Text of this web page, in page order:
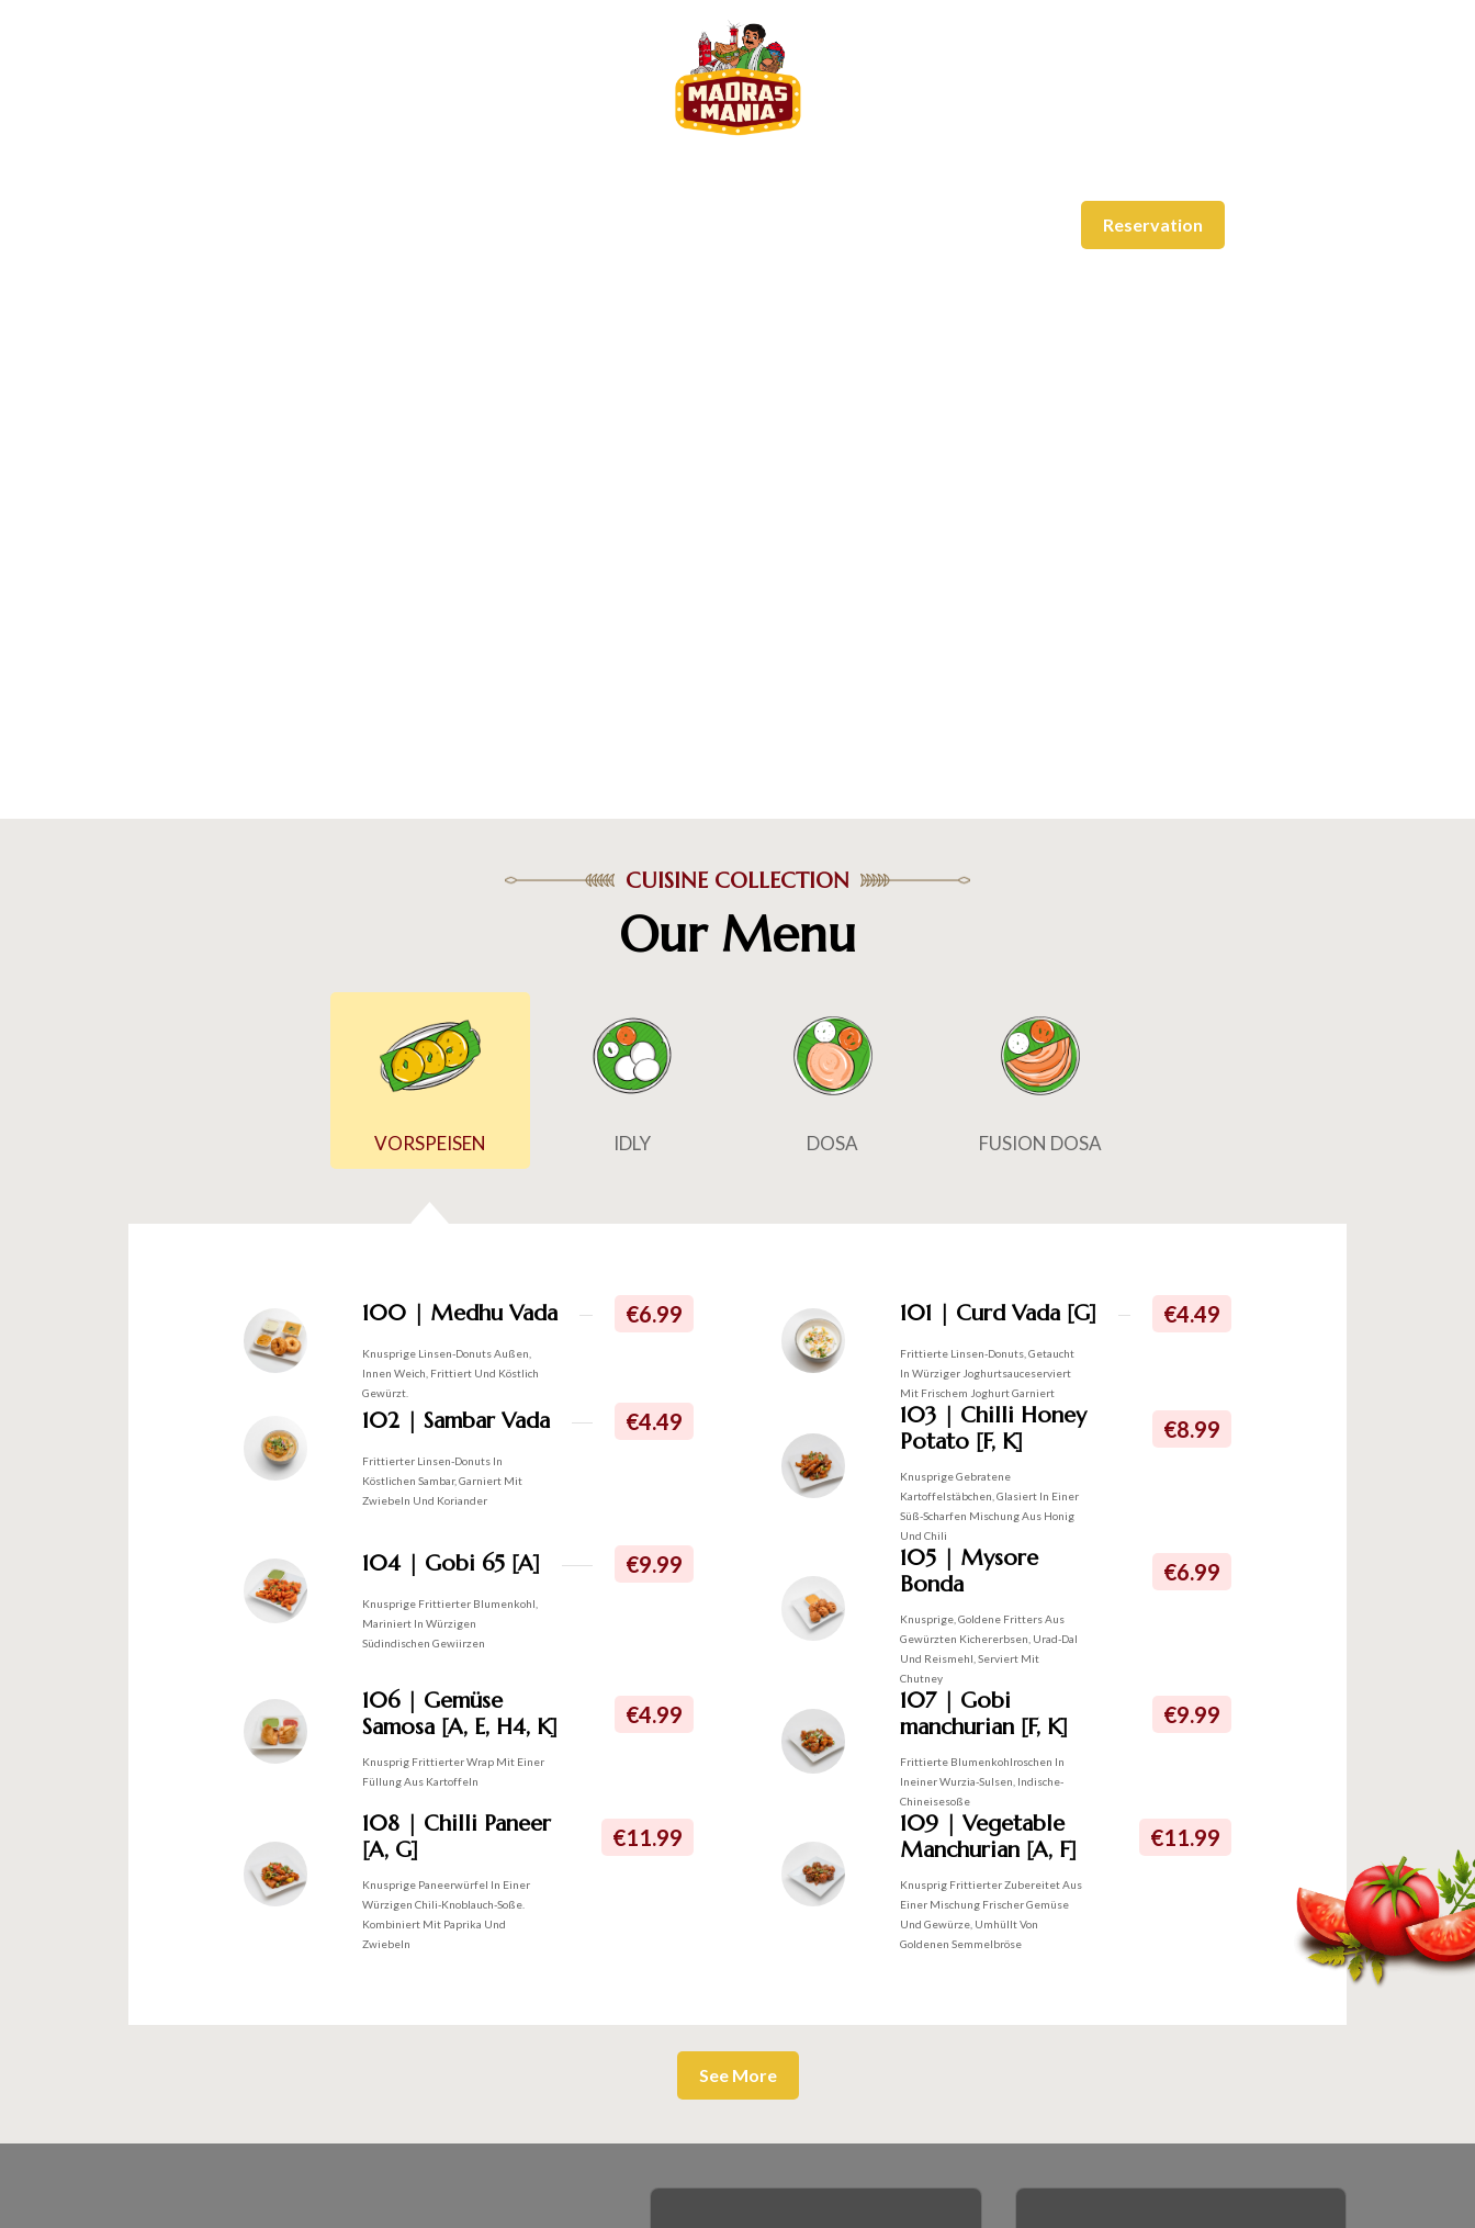
Reservation
CUISINE COLLECTION
Our Menu
VORSPEISEN IDLY DOSA FUSION DOSA
100 | Medhu Vada €6.99
Knusprige Linsen-Donuts Außen,
Innen Weich, Frittiert Und Köstlich
Gewürzt.
101 | Curd Vada [G] €4.49
Frittierte Linsen-Donuts, Getaucht
In Würziger Joghurtsauceserviert
Mit Frischem Joghurt Garniert
102 | Sambar Vada €4.49
Frittierter Linsen-Donuts In
Köstlichen Sambar, Garniert Mit
Zwiebeln Und Koriander
103 | Chilli Honey
Potato [F, K]
€8.99
Knusprige Gebratene
Kartoffelstäbchen, Glasiert In Einer
Süß-Scharfen Mischung Aus Honig
Und Chili
104 | Gobi 65 [A] €9.99
Knusprige Frittierter Blumenkohl,
Mariniert In Würzigen
Südindischen Gewiirzen
105 | Mysore
Bonda
€6.99
Knusprige, Goldene Fritters Aus
Gewürzten Kichererbsen, Urad-Dal
Und Reismehl, Serviert Mit
Chutney
106 | Gemüse
Samosa [A, E, H4, K]
€4.99
Knusprig Frittierter Wrap Mit Einer
Füllung Aus Kartoffeln
107 | Gobi
manchurian [F, K]
€9.99
Frittierte Blumenkohlroschen In
Ineiner Wurzia-Sulsen, Indische-
Chineisesoße
108 | Chilli Paneer
[A, G]
€11.99
Knusprige Paneerwürfel In Einer
Würzigen Chili-Knoblauch-Soße.
Kombiniert Mit Paprika Und
Zwiebeln
109 | Vegetable
Manchurian [A, F]
€11.99
Knusprig Frittierter Zubereitet Aus
Einer Mischung Frischer Gemüse
Und Gewürze, Umhüllt Von
Goldenen Semmelbröse
See More